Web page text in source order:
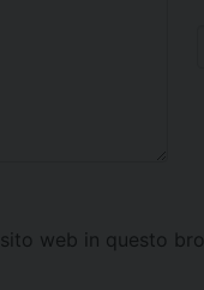
web in questo